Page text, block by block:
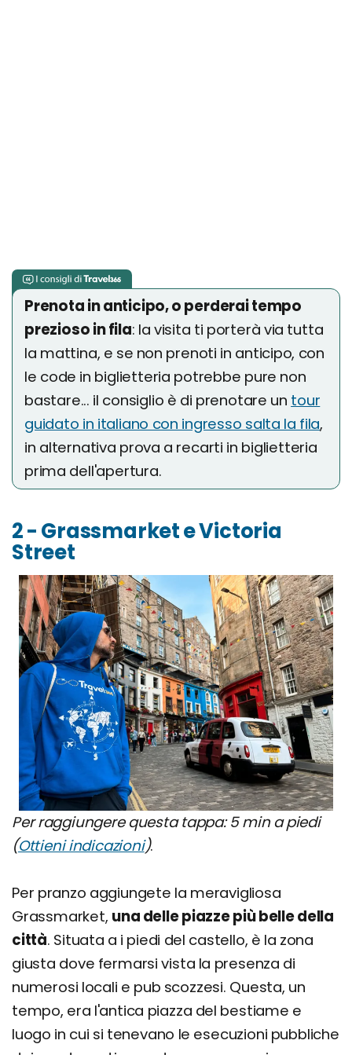
Prenota in anticipo, o perderai tempo
prezioso in fila: la visita ti porterà via tutta
la mattina, e se non prenoti in anticipo, con
le code in biglietteria potrebbe pure non
bastare... il consiglio è di prenotare un tour
guidato in italiano con ingresso salta la fila,
in alternativa prova a recarti in biglietteria
prima dell'apertura.
2 - Grassmarket e Victoria
Street
Per raggiungere questa tappa: 5 min a piedi
(Ottieni indicazioni).
Per pranzo aggiungete la meravigliosa
Grassmarket, una delle piazze più belle della
città. Situata a i piedi del castello, è la zona
giusta dove fermarsi vista la presenza di
numerosi locali e pub scozzesi. Questa, un
tempo, era l'antica piazza del bestiame e
luogo in cui si tenevano le esecuzioni pubbliche